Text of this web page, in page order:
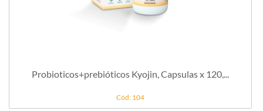
Probioticos+prebióticos Kyojin, Capsulas x 120,...
Cód: 104